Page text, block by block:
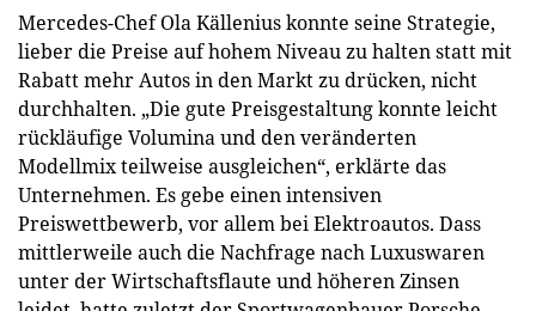
Mercedes-Chef Ola Källenius konnte seine Strategie,
lieber die Preise auf hohem Niveau zu halten statt mit
Rabatt mehr Autos in den Markt zu drücken, nicht
durchhalten. „Die gute Preisgestaltung konnte leicht
rückläufige Volumina und den veränderten
Modellmix teilweise ausgleichen“, erklärte das
Unternehmen. Es gebe einen intensiven
Preiswettbewerb, vor allem bei Elektroautos. Dass
mittlerweile auch die Nachfrage nach Luxuswaren
unter der Wirtschaftsflaute und höheren Zinsen